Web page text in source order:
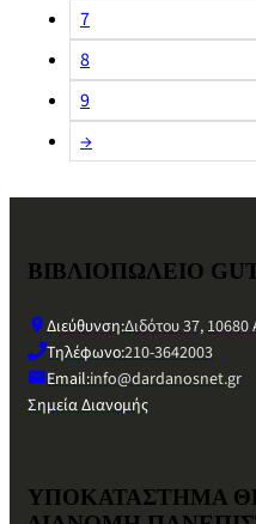
7
8
9
→
ΒΙΒΛΙΟΠΩΛΕΙΟ
Διεύθυνση:Διδότου 37,
Τηλέφωνο:210-3642003
Email:info@dardanosnet.gr
Σημεία Διανομής
ΥΠΟΚΑΤΑΣΤΗΜΑ